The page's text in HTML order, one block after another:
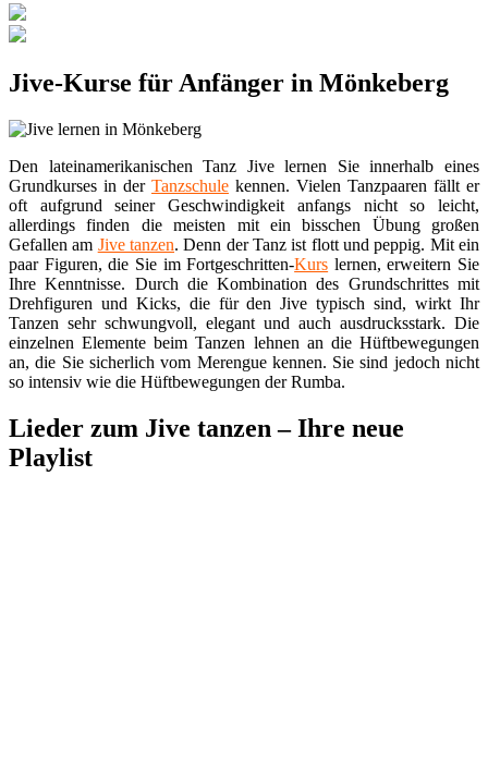
Jive-Kurse für Anfänger in Mönkeberg
Den lateinamerikanischen Tanz Jive lernen Sie innerhalb eines
Grundkurses in der Tanzschule kennen. Vielen Tanzpaaren fällt er
oft aufgrund seiner Geschwindigkeit anfangs nicht so leicht,
allerdings finden die meisten mit ein bisschen Übung großen
Gefallen am Jive tanzen. Denn der Tanz ist flott und peppig. Mit ein
paar Figuren, die Sie im Fortgeschritten-Kurs lernen, erweitern Sie
Ihre Kenntnisse. Durch die Kombination des Grundschrittes mit
Drehfiguren und Kicks, die für den Jive typisch sind, wirkt Ihr
Tanzen sehr schwungvoll, elegant und auch ausdrucksstark. Die
einzelnen Elemente beim Tanzen lehnen an die Hüftbewegungen
an, die Sie sicherlich vom Merengue kennen. Sie sind jedoch nicht
so intensiv wie die Hüftbewegungen der Rumba.
Lieder zum Jive tanzen – Ihre neue
Playlist